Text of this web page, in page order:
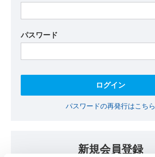
パスワード
パスワードの再発行はこちら
新規会員登録